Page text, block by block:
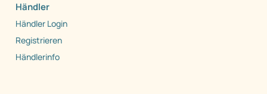
Händler
Händler Login
Registrieren
Händlerinfo